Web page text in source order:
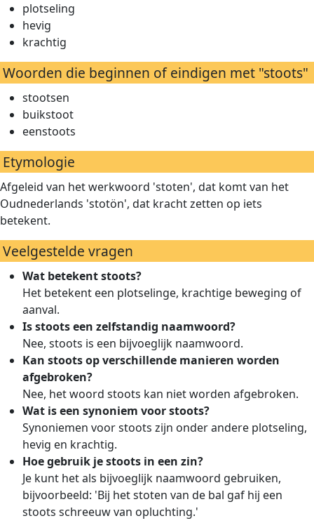
plotseling
hevig
krachtig
Woorden die beginnen of eindigen met "stoots"
stootsen
buikstoot
eenstoots
Etymologie
Afgeleid van het werkwoord 'stoten', dat komt van het
Oudnederlands 'stotön', dat kracht zetten op iets
betekent.
Veelgestelde vragen
Wat betekent stoots?
Het betekent een plotselinge, krachtige beweging of
aanval.
Is stoots een zelfstandig naamwoord?
Nee, stoots is een bijvoeglijk naamwoord.
Kan stoots op verschillende manieren worden
afgebroken?
Nee, het woord stoots kan niet worden afgebroken.
Wat is een synoniem voor stoots?
Synoniemen voor stoots zijn onder andere plotseling,
hevig en krachtig.
Hoe gebruik je stoots in een zin?
Je kunt het als bijvoeglijk naamwoord gebruiken,
bijvoorbeeld: 'Bij het stoten van de bal gaf hij een
stoots schreeuw van opluchting.'